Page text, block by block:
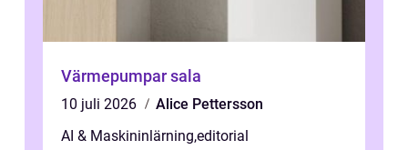
Värmepumpar sala
10 juli 2026
Alice Pettersson
AI & Maskininlärning,editorial